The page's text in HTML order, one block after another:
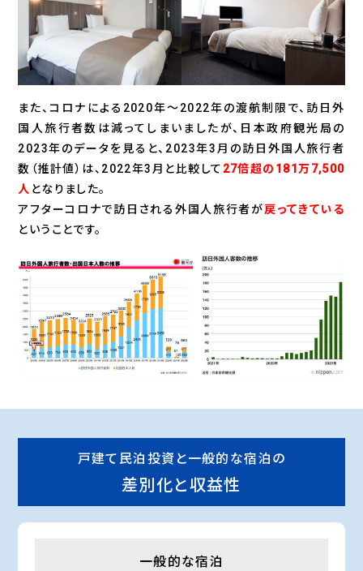
また、コロナによる2020年～2022年の渡航制限で、訪日外
国人旅行者数は減ってしまいましたが、日本政府観光局の
2023年のデータを見ると、2023年3月の訪日外国人旅行者
数（推計値）は、2022年3月と比較して 27倍超の181万7,500
人 となりました。
アフターコロナで訪日される外国人旅行者が戻ってきている
ということです。
戸建て民泊投資と一般的な宿泊の
差別化と収益性
一般的な宿泊